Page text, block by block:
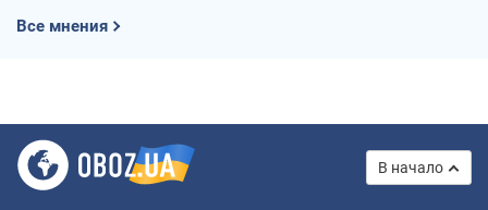
Все мнения
В начало